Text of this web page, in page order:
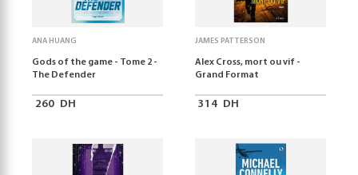
ANA HUANG
Gods of the game - Tome 2 -
The Defender
260 DH
JAMES PATTERSON
Alex Cross, mort ou vif -
Grand Format
314 DH